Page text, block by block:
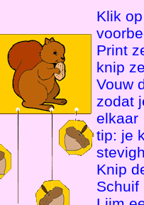
Klik
Print
knip
Vouw
zodat
elkaar
tip: je
Knip
Schuif